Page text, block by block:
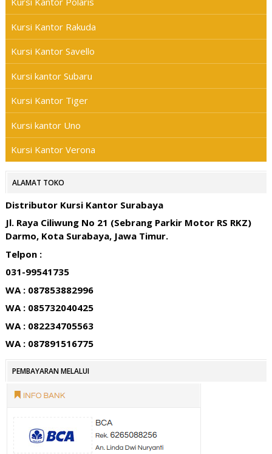
Kursi Kantor Rakuda
Kursi Kantor Savello
Kursi kantor Subaru
Kursi Kantor Tiger
Kursi kantor Uno
Kursi Kantor Verona
ALAMAT TOKO
Distributor Kursi Kantor Surabaya
Jl. Raya Ciliwung No 21 (Sebrang Parkir Motor RS RKZ)
Darmo, Kota Surabaya, Jawa Timur.
Telpon :
031-99541735
WA : 087853882996
WA : 085732040425
WA : 082234705563
WA : 087891516775
PEMBAYARAN MELALUI